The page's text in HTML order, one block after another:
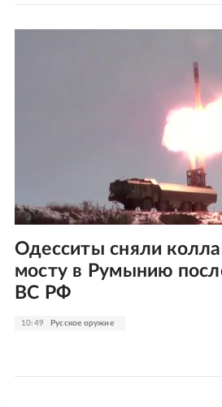
10:49 Русское оружие
Одесситы сняли
мосту в Румынию
ВС РФ